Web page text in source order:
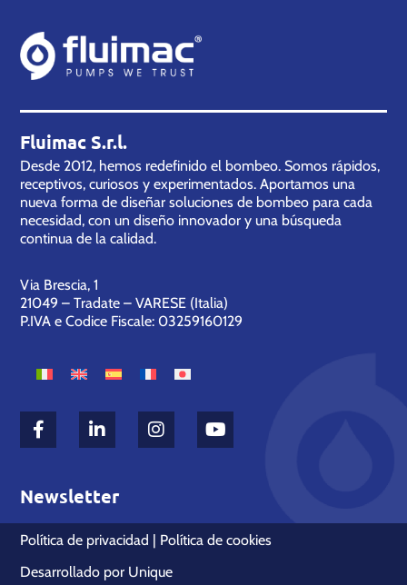
Fluimac S.r.l.
Desde 2012, hemos redefinido el bombeo. Somos rápidos,
receptivos, curiosos y experimentados. Aportamos una
nueva forma de diseñar soluciones de bombeo para cada
necesidad, con un diseño innovador y una búsqueda
continua de la calidad.
Via Brescia, 1
21049 – Tradate – VARESE (Italia)
P.IVA e Codice Fiscale: 03259160129
Newsletter
Política de privacidad
Política de cookies
Desarrollado por Unique